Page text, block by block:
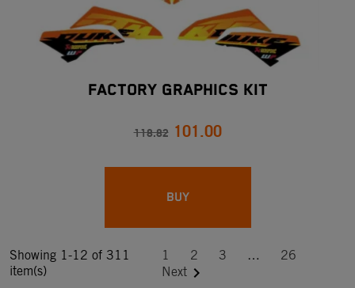
FACTORY GRAPHICS KIT
118.82 101.00
BUY
Showing 1-12 of 311
item(s)
1 2 3 …
26
Next 